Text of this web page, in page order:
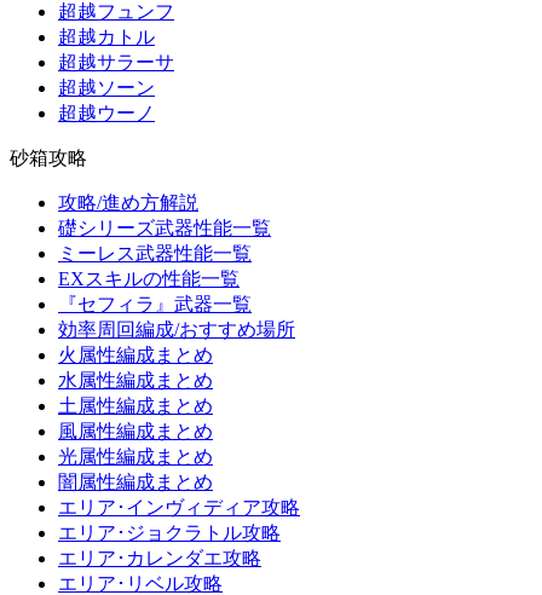
超越フュンフ
超越カトル
超越サラーサ
超越ソーン
超越ウーノ
砂箱攻略
攻略/進め方解説
礎シリーズ武器性能一覧
ミーレス武器性能一覧
EXスキルの性能一覧
『セフィラ』武器一覧
効率周回編成/おすすめ場所
火属性編成まとめ
水属性編成まとめ
土属性編成まとめ
風属性編成まとめ
光属性編成まとめ
闇属性編成まとめ
エリア･インヴィディア攻略
エリア･ジョクラトル攻略
エリア･カレンダエ攻略
エリア･リベル攻略